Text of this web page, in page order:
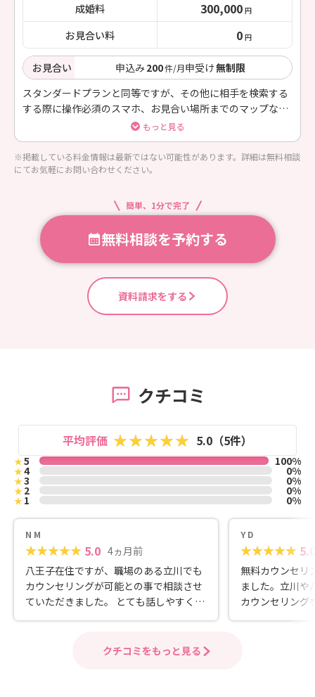
成婚料 300,000 円
お見合い料 0 円
お見合い 申込み200件/月申受け無制限
スタンダードプランと同等ですが、その他に相手を検索する
する際に操作必須のスマホ、お見合い場所までのマップなど
全て１からフルサポートさせていただきます。
もっと見る
※掲載している料金情報は最新ではない可能性があります。詳細は無料相談
にてお気軽にお問い合わせください。
簡単、1分で完了
無料相談を予約する
資料請求をする
クチコミ
平均評価 5.0（5件）
★5 100%
★4 0%
★3 0%
★2 0%
★1 0%
N M
5.0 4ヵ月前
八王子在住ですが、職場のある立川でも
カウンセリングが可能との事で相談させ
ていただきました。 とても話しやすく、
自分の気持ちを素直に話すことが出来ま
その際はよろしくお願いいたします。
Y D
5.0
無料カウンセリ
ました。立川や
カウンセリング
山形さんの話や
クチコミをもっと見る